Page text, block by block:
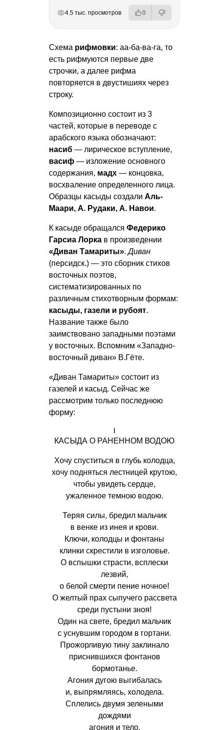
4.5 тыс. просмотров 0
Схема рифмовки: аа-ба-ва-га, то
есть рифмуются первые две
строчки, а далее рифма
повторяется в двустишиях через
строку.
Композиционно состоит из 3
частей, которые в переводе с
арабского языка обозначают:
насиб — лирическое вступление,
васиф — изложение основного
содержания, мадх — концовка,
восхваление определенного лица.
Образцы касыды создали Аль-
Маари, А. Рудаки, А. Навои.
К касыде обращался Федерико
Гарсиа Лорка в произведении
«Диван Тамариты».Диван
(персидск.) — это сборник стихов
восточных поэтов,
систематизированных по
различным стихотворным формам:
касыды, газели и рубоят.
Название также было
заимствовано западными поэтами
у восточных. Вспомним «Западно-
восточный диван» В.Гёте.
«Диван Тамариты» состоит из
газелей и касыд. Сейчас же
рассмотрим только последнюю
форму:
I
КАСЫДА О РАНЕННОМ ВОДОЮ
Хочу спуститься в глубь колодца,
хочу подняться лестницей крутою,
чтобы увидеть сердце,
ужаленное темною водою.
Теряя силы, бредил мальчик
в венке из инея и крови.
Ключи, колодцы и фонтаны
клинки скрестили в изголовье.
О вспышки страсти, всплески
лезвий,
о белой смерти пение ночное!
О желтый прах сыпучего рассвета
среди пустыни зноя!
Один на свете, бредил мальчик
с уснувшим городом в гортани.
Прожорливую тину заклинало
приснившихся фонтанов
бормотанье.
Агония дугою выгибалась
и, выпрямляясь, холодела.
Сплелись двумя зелеными
дождями
агония и тело.